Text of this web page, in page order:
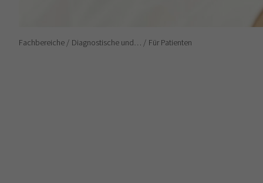
Fachbereiche Diagnostische und… Für Patienten